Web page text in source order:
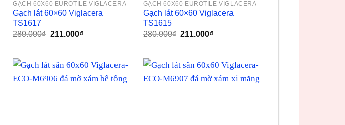
GẠCH 60X60 EUROTILE VIGLACERA
Gạch lát 60×60 Viglacera
TS1617
280.000₫ Giá
211.000₫Giá
211.000₫.
GẠCH 60X60 EUROTILE VIGLACERA
Gạch lát 60×60 Viglacera
TS1615
280.000₫ Giá
211.000₫Giá
211.000₫.